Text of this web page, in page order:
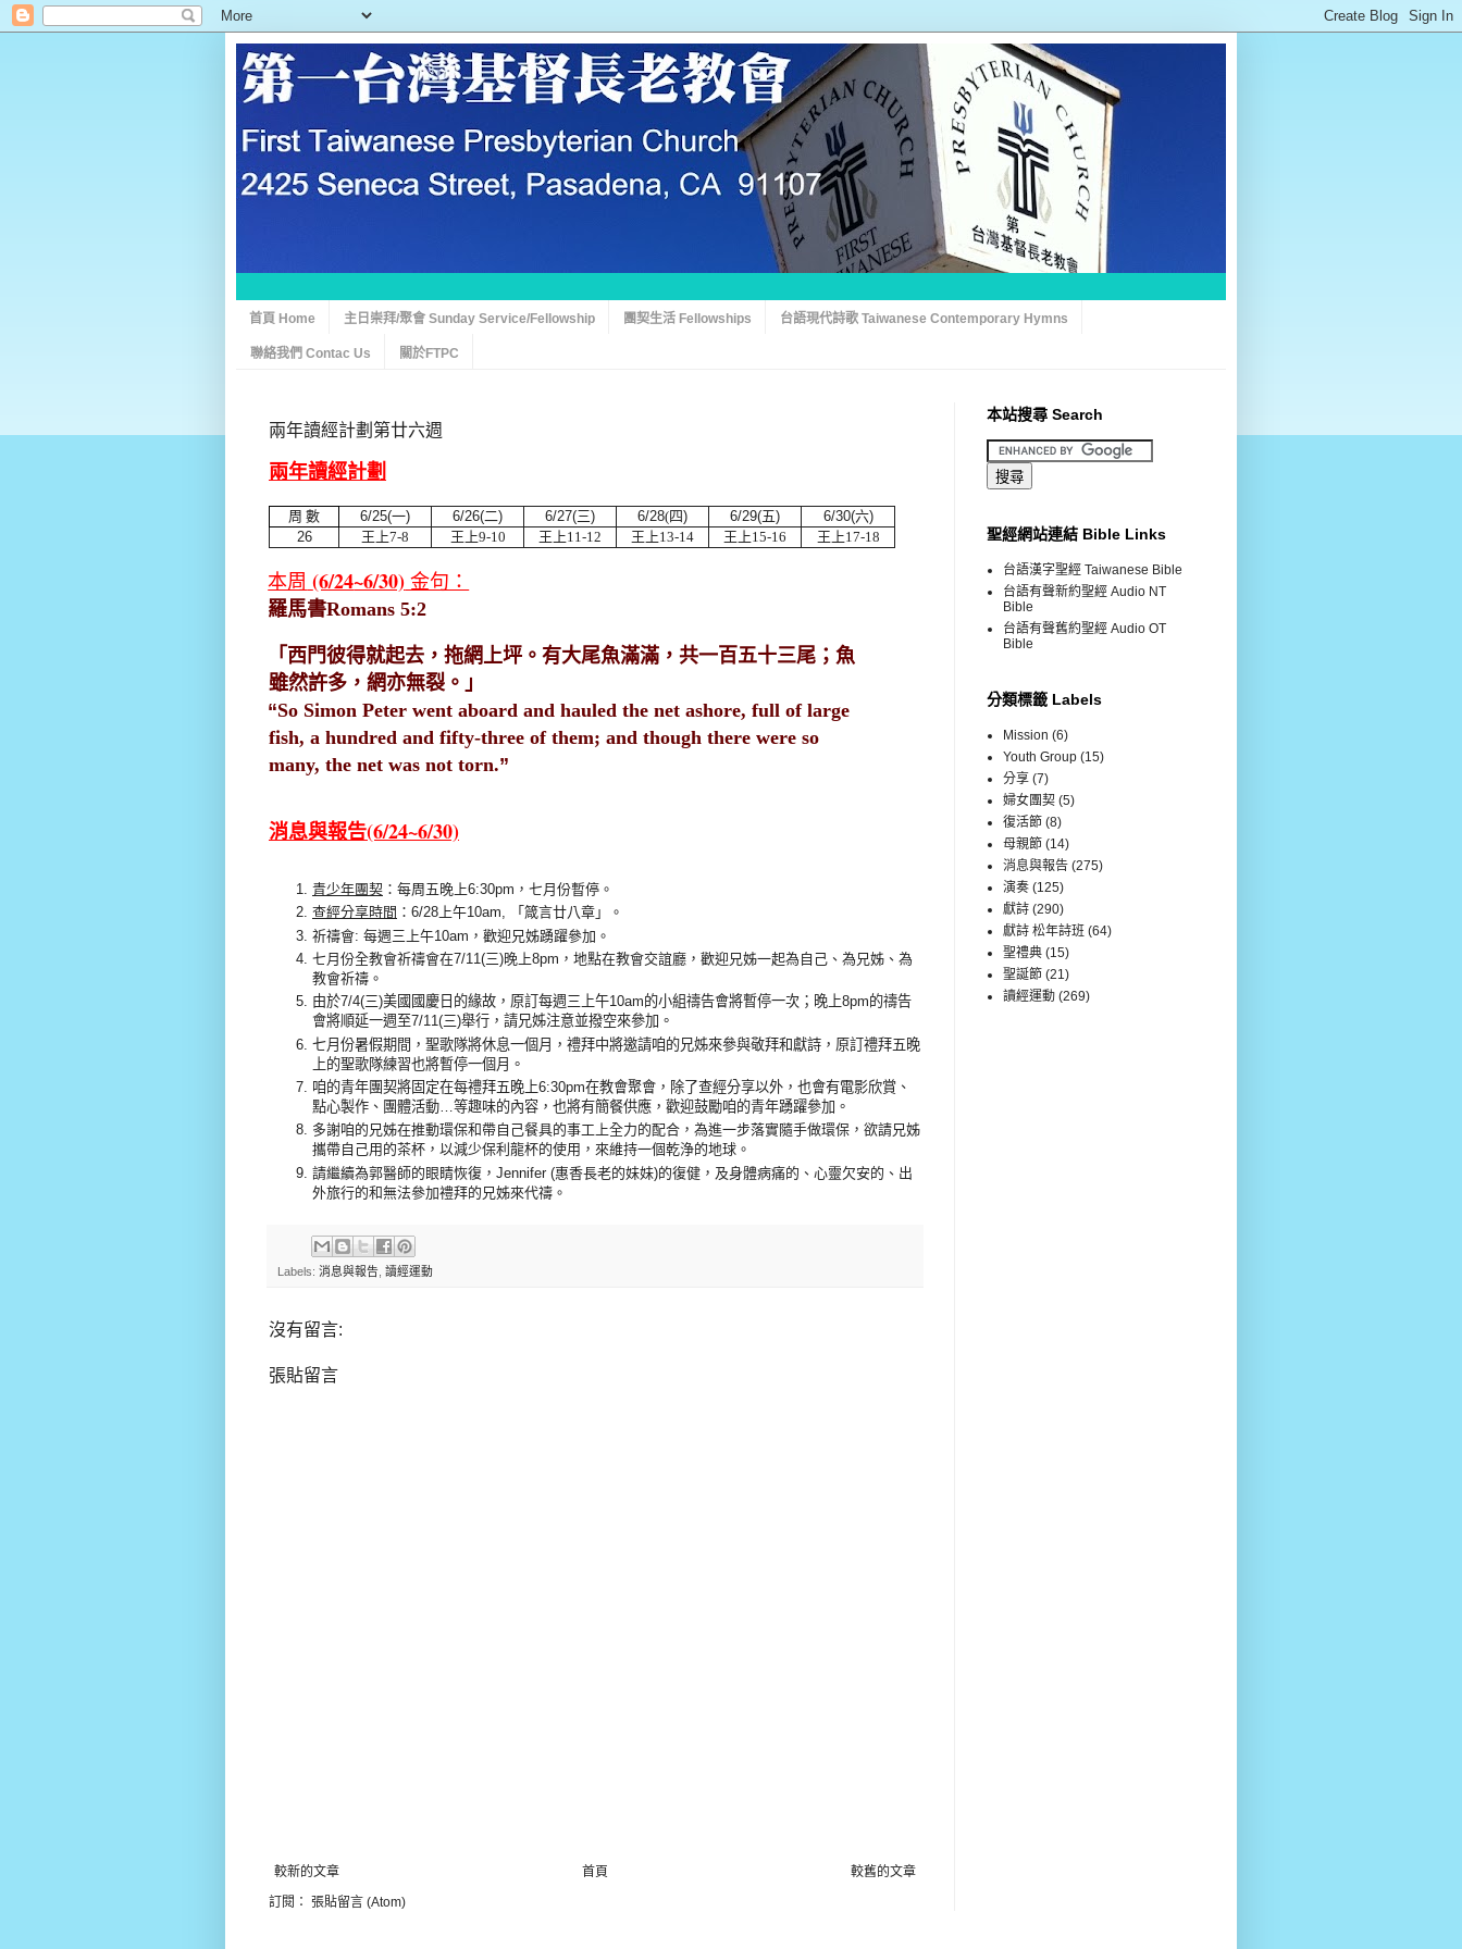
首頁 Home 主日崇拜/聚會 Sunday Service/Fellowship 團契生活 Fellowships 台語現代詩歌 Taiwanese Contemporary Hymns
聯絡我們 Contac Us 關於FTPC
兩年讀經計劃第廿六週
兩年讀經計劃
周 數 6/25(一) 6/26(二) 6/27(三) 6/28(四) 6/29(五) 6/30(六)
26
王上7-8 王上9-10 王上11 -12 王上13-14 王上15-16 王上17-18
本周 (6/24~6/30) 金句：
羅馬書Romans 5:2
「 西門彼得就起去，拖網上坪。有大尾魚滿滿，共一百五十三尾；魚
雖然許多，網亦無裂。 」
“So Simon Peter went aboard and hauled the net ashore, full of large
fish, a hundred and fifty-three of them; and though there were so
many, the net was not torn.”
消息與報告(6/24~6/30)
青少年團契 ：每周五晚上6:30pm，七月份暫停 。
查經分享時間 ：6/28上午10am, 「箴言廿八章」
。
祈禱會: 每週三上午10am ，歡迎兄姊踴躍參加。
七月份全教會祈禱會在7/11(三)晚上8pm ，地點在教會交誼廳，歡迎兄姊一起為自己 、 為兄姊、為
教會祈禱。
由於7/4(三)美國國慶日的緣故，原訂每週三上午10am的小組禱告會將暫停一次；晚上8pm的禱告
會將順延一週至7/11(三)舉行，請兄姊注意並撥空來參加。
七月份暑假期間，聖歌隊將休息一個月，禮拜中將邀請咱的兄姊來參與敬拜和獻詩，原訂禮拜五晚
上的聖歌隊練習也將暫停一個月。
咱的青年團契將固定在每禮拜五晚上6:30pm在教會聚會，除了查經分享以外，也會有電影欣賞、
點心製作、團體活動…等趣味的內容，也將有簡餐供應，歡迎鼓勵咱的青年踴躍參加。
多謝咱的兄姊在推動環保和帶自己餐具的事工上全力的配合，為進一步落實隨手做環保，欲請兄姊
攜帶自己用的茶杯，以減少保利龍杯的使用，來維持一個乾浄的地球。
請繼續為郭醫師的眼睛恢復， Jennifer (惠香長老的妹妹)的復健，及身體病痛的、心靈欠安的、出
外旅行的和無法參加禮拜的兄姊來代禱。
Labels: 消息與報告 讀經運動
沒有留言:
張貼留言
較新的文章 較舊的文章
首頁
訂閱： 張貼留言 (Atom)
本站搜尋 Search
聖經網站連結 Bible Links
台語漢字聖經 Taiwanese Bible
台語有聲新約聖經 Audio NT
Bible
台語有聲舊約聖經 Audio OT
Bible
分類標籤 Labels
Mission (6)
Youth Group (15)
分享 (7)
婦女團契 (5)
復活節 (8)
母親節 (14)
消息與報告 (275)
演奏 (125)
獻詩 (290)
獻詩 松年詩班 (64)
聖禮典 (15)
聖誕節 (21)
讀經運動 (269)